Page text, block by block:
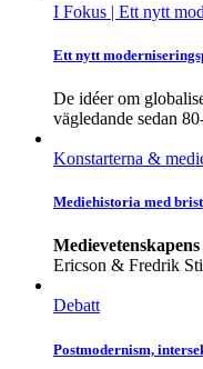
I Fokus | Ett nytt
Ett nytt
De idéer om
vägledande sedan
Konstarterna &
Mediehistoria med
Ericson & Fredrik
Debatt
Postmodernism,